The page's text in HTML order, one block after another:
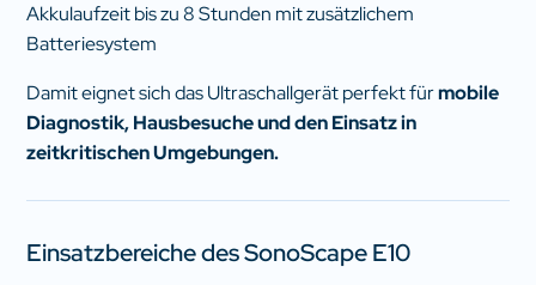
Akkulaufzeit bis zu 8 Stunden mit zusätzlichem
Batteriesystem
Damit eignet sich das Ultraschallgerät perfekt fürmobile
Diagnostik, Hausbesuche und den Einsatz in
zeitkritischen Umgebungen.
Einsatzbereiche des SonoScape E10